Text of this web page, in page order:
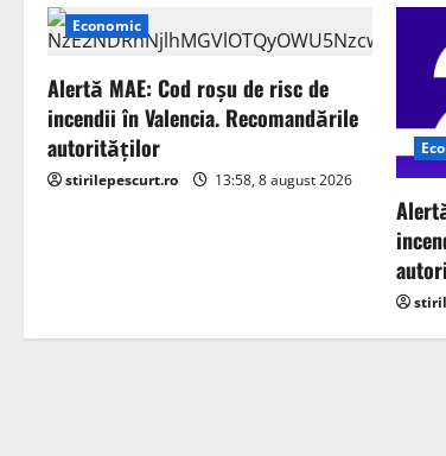
a
v
i
g
i
Economic
Alertă MAE: Cod roșu de risc de
incendii în Valencia. Recomandările
autorităților
stirilepescurt.ro 13:58, 8 august 2026